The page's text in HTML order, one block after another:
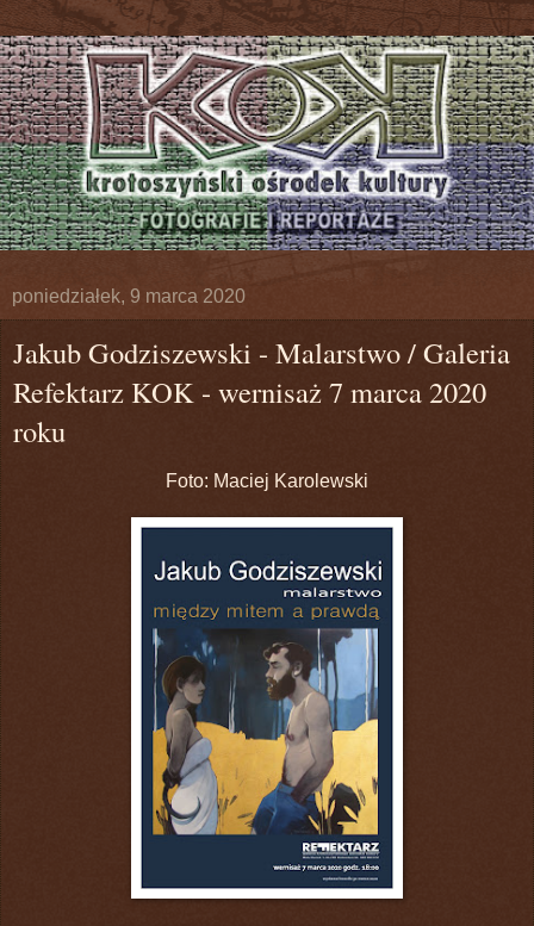
poniedziałek, 9 marca 2020
Jakub Godziszewski - Malarstwo / Galeria
Refektarz KOK - wernisaż 7 marca 2020
roku
Foto: Maciej Karolewski